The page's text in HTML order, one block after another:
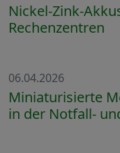
Nickel-Zink-
Rechenzentren
06.04.2026
Miniaturisierte
in der Notfall-